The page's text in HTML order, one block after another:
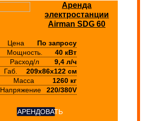
Аренда
электростанции
Airman SDG 60
Цена
По запросу
Мощность.
40 кВт
Расход/л
9,4 л/ч
Габ.
209х86х122 см
Масса
1260 кг
Напряжение
220/380V
АРЕНДОВАТЬ